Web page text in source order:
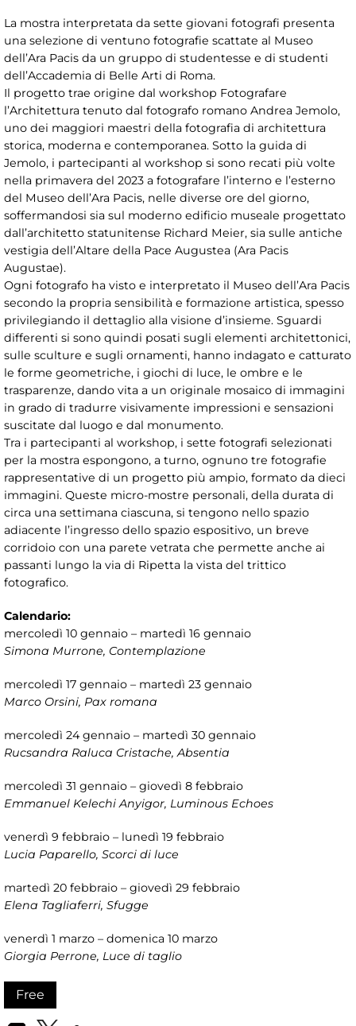
La mostra interpretata da sette giovani fotografi presenta
una selezione di ventuno fotografie scattate al Museo
dell’Ara Pacis da un gruppo di studentesse e di studenti
dell’Accademia di Belle Arti di Roma.
Il progetto trae origine dal workshop Fotografare
l’Architettura tenuto dal fotografo romano Andrea Jemolo,
uno dei maggiori maestri della fotografia di architettura
storica, moderna e contemporanea. Sotto la guida di
Jemolo, i partecipanti al workshop si sono recati più volte
nella primavera del 2023 a fotografare l’interno e l’esterno
del Museo dell’Ara Pacis, nelle diverse ore del giorno,
soffermandosi sia sul moderno edificio museale progettato
dall’architetto statunitense Richard Meier, sia sulle antiche
vestigia dell’Altare della Pace Augustea (Ara Pacis
Augustae).
Ogni fotografo ha visto e interpretato il Museo dell’Ara Pacis
secondo la propria sensibilità e formazione artistica, spesso
privilegiando il dettaglio alla visione d’insieme. Sguardi
differenti si sono quindi posati sugli elementi architettonici,
sulle sculture e sugli ornamenti, hanno indagato e catturato
le forme geometriche, i giochi di luce, le ombre e le
trasparenze, dando vita a un originale mosaico di immagini
in grado di tradurre visivamente impressioni e sensazioni
suscitate dal luogo e dal monumento.
Tra i partecipanti al workshop, i sette fotografi selezionati
per la mostra espongono, a turno, ognuno tre fotografie
rappresentative di un progetto più ampio, formato da dieci
immagini. Queste micro-mostre personali, della durata di
circa una settimana ciascuna, si tengono nello spazio
adiacente l’ingresso dello spazio espositivo, un breve
corridoio con una parete vetrata che permette anche ai
passanti lungo la via di Ripetta la vista del trittico
fotografico.
Calendario:
mercoledì 10 gennaio – martedì 16 gennaio
Simona Murrone, Contemplazione
mercoledì 17 gennaio – martedì 23 gennaio
Marco Orsini, Pax romana
mercoledì 24 gennaio – martedì 30 gennaio
Rucsandra Raluca Cristache, Absentia
mercoledì 31 gennaio – giovedì 8 febbraio
Emmanuel Kelechi Anyigor, Luminous Echoes
venerdì 9 febbraio – lunedì 19 febbraio
Lucia Paparello, Scorci di luce
martedì 20 febbraio – giovedì 29 febbraio
Elena Tagliaferri, Sfugge
venerdì 1 marzo – domenica 10 marzo
Giorgia Perrone, Luce di taglio
Free